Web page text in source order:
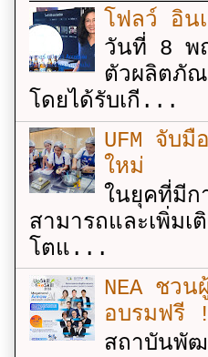
โฟลว์ อิน
วันที่ 8 พ
ตัวผลิตภัณ
โดยได้รับเกี...
UFM จับ
ใหม่
ในยุคที่มีก
สามารถและเพิ่มเ
โตแ...
NEA ชวน
อบรมฟรี
สถาบันพัฒ